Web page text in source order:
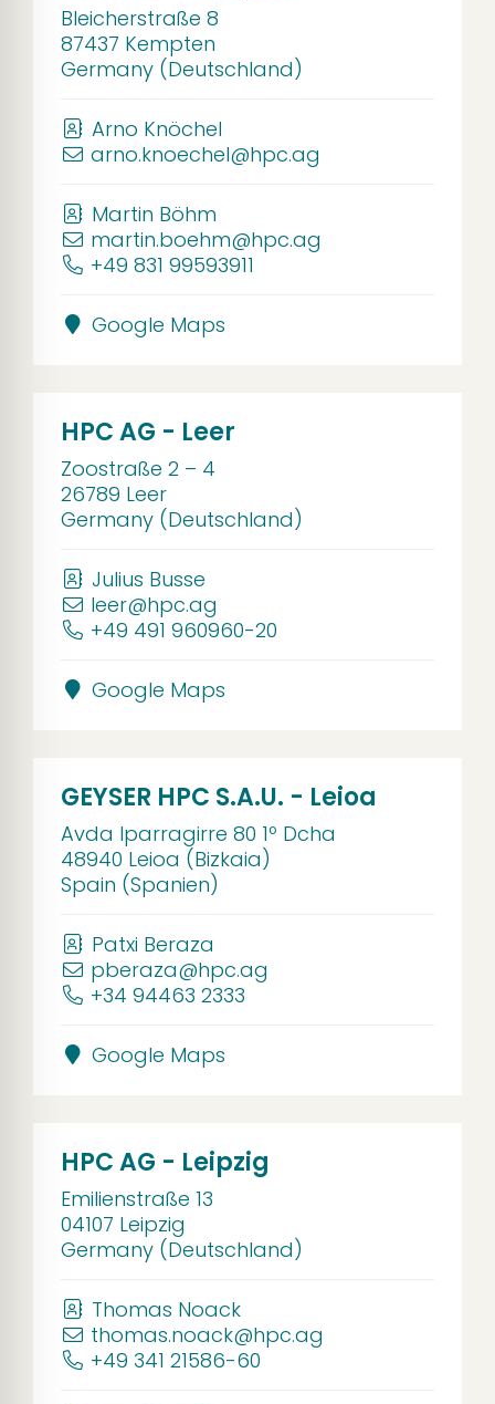
Bleicherstraße 8
87437 Kempten
Germany (Deutschland)
Arno Knöchel
arno.knoechel@hpc.ag
Martin Böhm
martin.boehm@hpc.ag
+49 831 99593911
Google Maps
HPC AG - Leer
Zoostraße 2 – 4
26789 Leer
Germany (Deutschland)
Julius Busse
leer@hpc.ag
+49 491 960960-20
Google Maps
GEYSER HPC S.A.U. - Leioa
Avda Iparragirre 80 1º Dcha
48940 Leioa (Bizkaia)
Spain (Spanien)
Patxi Beraza
pberaza@hpc.ag
+34 94463 2333
Google Maps
HPC AG - Leipzig
Emilienstraße 13
04107 Leipzig
Germany (Deutschland)
Thomas Noack
thomas.noack@hpc.ag
+49 341 21586-60